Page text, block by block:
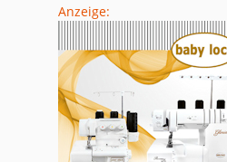
Anzeige: